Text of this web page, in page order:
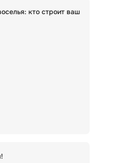
кто строит ваш